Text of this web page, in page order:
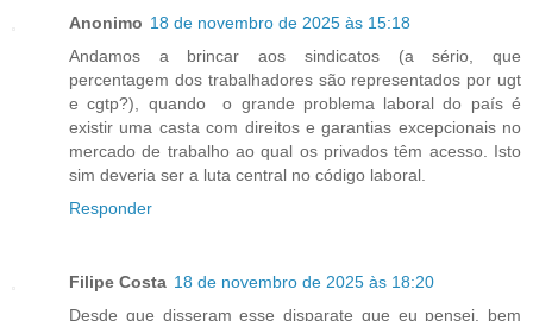
Anonimo 18 de novembro de 2025 às 15:18
Andamos a brincar aos sindicatos (a sério, que
percentagem dos trabalhadores são representados por ugt
e cgtp?), quando o grande problema laboral do país é
existir uma casta com direitos e garantias excepcionais no
mercado de trabalho ao qual os privados têm acesso. Isto
sim deveria ser a luta central no código laboral.
Responder
Filipe Costa 18 de novembro de 2025 às 18:20
Desde que disseram esse disparate que eu pensei, bem